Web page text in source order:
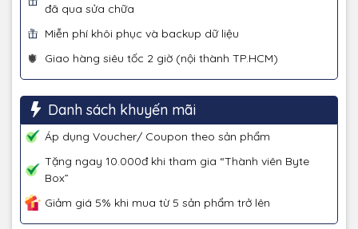
đã qua sửa chữa
Miễn phí khôi phục và backup dữ liệu
Giao hàng siêu tốc 2 giờ (nội thành TP.HCM)
Danh sách khuyến mãi
Áp dụng Voucher/ Coupon theo sản phẩm
Tặng ngay 10.000đ khi tham gia “Thành viên Byte
Box”
Giảm giá 5% khi mua từ 5 sản phẩm trở lên